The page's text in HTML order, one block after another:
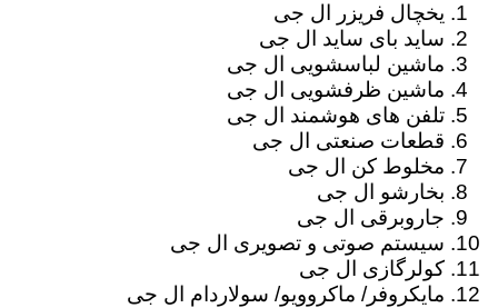
یخچال فریزر ال جی
ساید بای ساید ال جی
ماشین لباسشویی ال جی
ماشین ظرفشویی ال جی
تلفن های هوشمند ال جی
قطعات صنعتی ال جی
مخلوط کن ال جی
بخارشو ال جی
جاروبرقی ال جی
سیستم صوتی و تصویری ال جی
کولرگازی ال جی
مایکروفر/ ماکروویو/ سولاردام ال جی